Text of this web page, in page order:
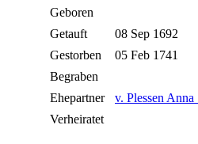
Geboren
Getauft
08 Sep 1692
Gestorben
05 Feb 1741
Begraben
Ehepartner
v. Plessen Anna
Verheiratet